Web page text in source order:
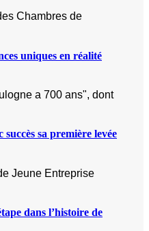
Chambres de
uniques en réalité
a 700 ans", dont
sa première levée
Jeune Entreprise
dans l’histoire de